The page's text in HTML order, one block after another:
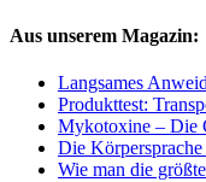
Aus unserem Magazin:
Langsames
Produkttest:
Mykotoxine – Die
Die Körpersprache
Wie man die